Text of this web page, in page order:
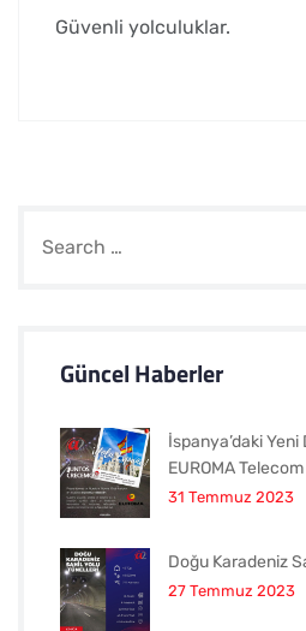
Güvenli yolculuklar.
Güncel Haberler
İspanya’daki
EUROMA Telecom
31 Temmuz 2023
Doğu Karadeniz
27 Temmuz 2023